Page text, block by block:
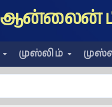
ஆன்லைன்
முஸ்லிம்